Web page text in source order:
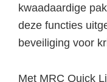
kwaadaardige
deze functies
beveiliging voor
Met MRC Quick